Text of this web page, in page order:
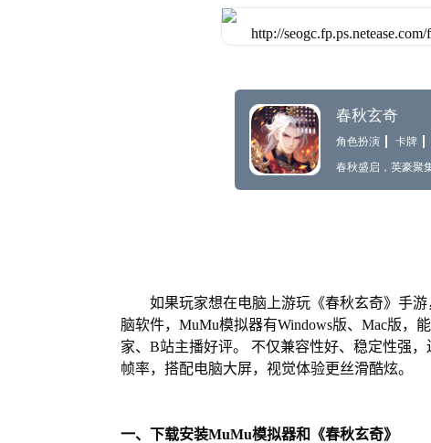
如果玩家想在电脑上游玩《春秋玄奇》手
脑软件，MuMu模拟器有Windows版、Mac版，
家、B站主播好评。 不仅兼容性好、稳定性强
帧率，搭配电脑大屏，视觉体验更丝滑酷炫。
一、下载安装MuMu模拟器和《春秋玄奇》